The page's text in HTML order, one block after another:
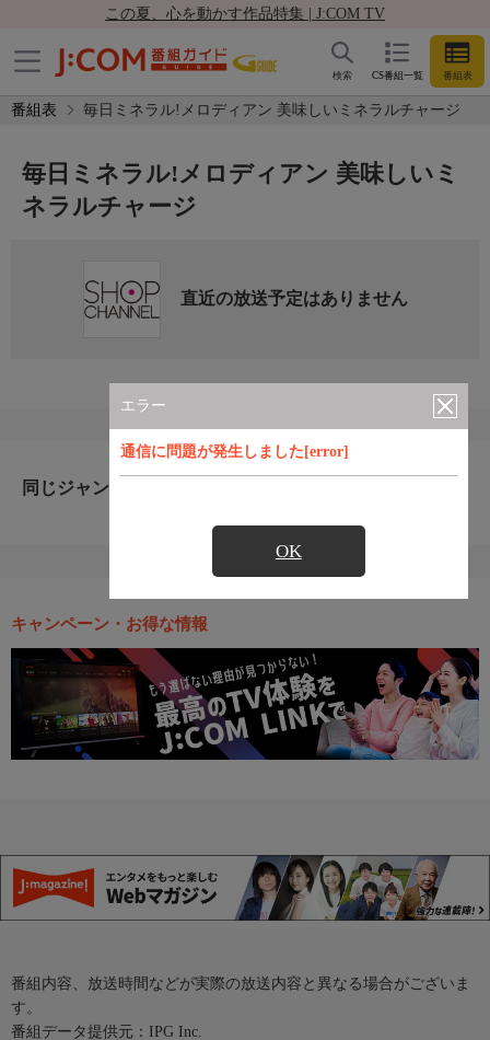
この夏、心を動かす作品特集 | J:COM TV
CS番組一覧 番組表
検索
番組表 毎日ミネラル!メロディアン 美味しいミネラルチャージ
エラー
通信に問題が発生しました[error]
OK
毎日ミネラル!メロディアン 美味しいミ
ネラルチャージ
直近の放送予定はありません
同じジャンルのおすすめ番組
キャンペーン・お得な情報
番組内容、放送時間などが実際の放送内容と異なる場合がございま
す。
番組データ提供元：IPG Inc.